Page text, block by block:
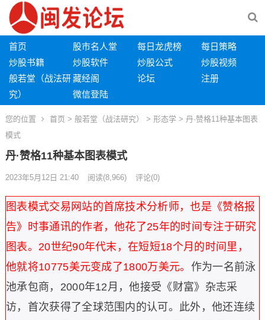
首页 股市名人堂 每日龙虎榜
每日策略
炒股书籍
炒股软件 炒股公式
炒股视频
般若堂（战法研
究）
藏经阁 论坛
注册
微信登陆
您的位置 首页 > 般若堂（战法研究） > 形态学 > 丹·赞格11种基本图表
模式
丹·赞格11种基本图表模式
2023年5月12日 21:40 阅读(8,966) 评论(0)
图表模式交易网站的首席技术分析师，也是《赞格报
告》时事通讯的作者，他花了25年的时间专注于研究
图表。20世纪90年代末，在短短18个月的时间里，
他就将10775美元变成了1800万美元。 作为一名前泳
池承包商，2000年12月，他接受《财富》杂志采
访，首次获得了全球范围内的认可。此外，他还连续